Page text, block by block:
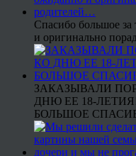
Спасибо большое
и оригинально
ЗАКАЗЫВАЛИ
ДНЮ ЕЕ 18-
БОЛЬШОЕ